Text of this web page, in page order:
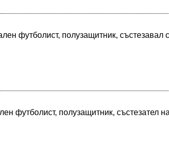
футболист, полузащитник,
футболист, полузащитник,